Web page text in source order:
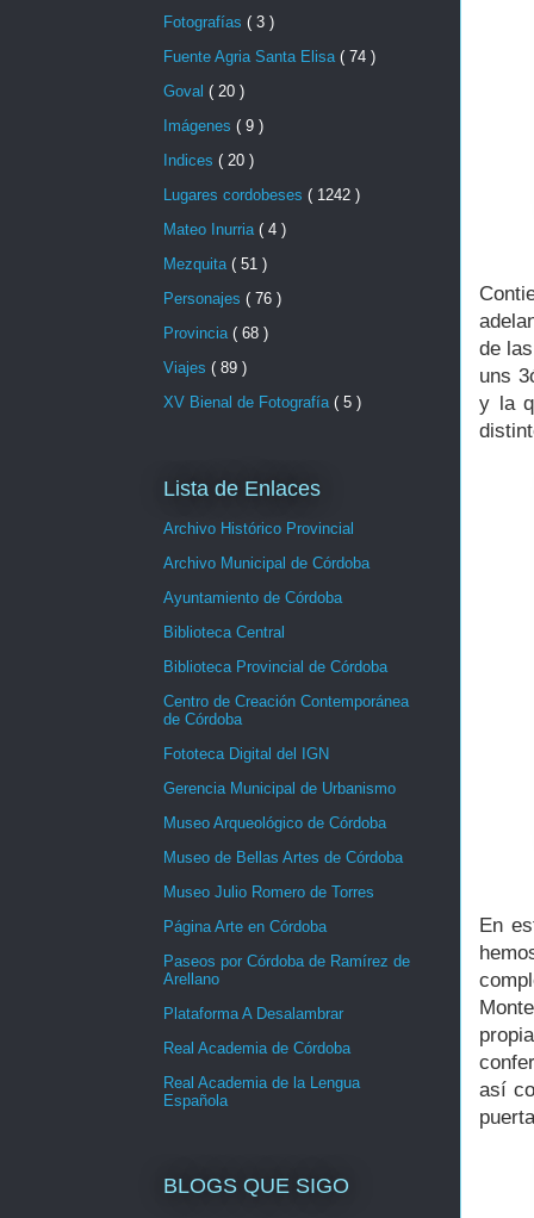
de
uns
y la
En
así
Fotografías ( 3 )
Fuente Agria Santa Elisa ( 74 )
Goval ( 20 )
Imágenes ( 9 )
Indices ( 20 )
Lugares cordobeses ( 1242 )
Mateo Inurria ( 4 )
Mezquita ( 51 )
Personajes ( 76 )
Provincia ( 68 )
Viajes ( 89 )
XV Bienal de Fotografía ( 5 )
Lista de Enlaces
Archivo Histórico Provincial
Archivo Municipal de Córdoba
Ayuntamiento de Córdoba
Biblioteca Central
Biblioteca Provincial de Córdoba
Centro de Creación Contemporánea
de Córdoba
Fototeca Digital del IGN
Gerencia Municipal de Urbanismo
Museo Arqueológico de Córdoba
Museo de Bellas Artes de Córdoba
Museo Julio Romero de Torres
Página Arte en Córdoba
Paseos por Córdoba de Ramírez de
Arellano
Plataforma A Desalambrar
Real Academia de Córdoba
Real Academia de la Lengua
Española
BLOGS QUE SIGO